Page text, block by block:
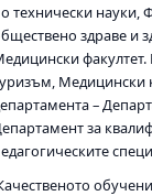
технически науки,
здраве и
факултет.
Медицински
–
за